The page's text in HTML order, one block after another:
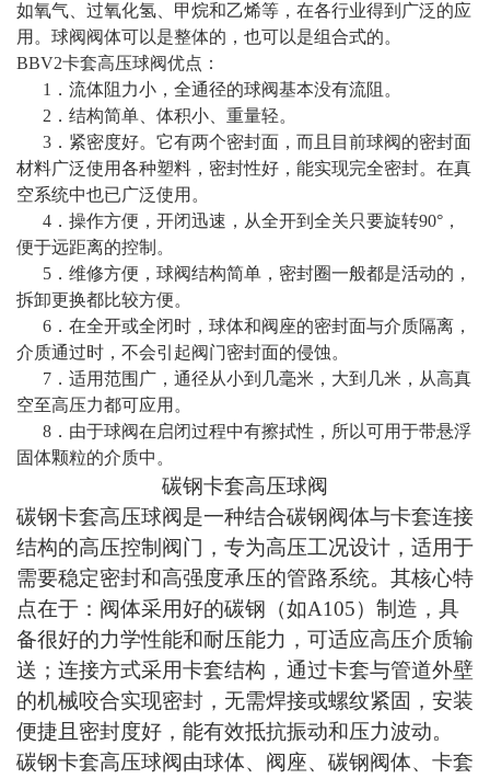
如氧气、过氧化氢、甲烷和乙烯等，在各行业得到广泛的应
用。球阀阀体可以是整体的，也可以是组合式的。
BBV2卡套高压球阀优点：
1．流体阻力小，全通径的球阀基本没有流阻。
2．结构简单、体积小、重量轻。
3．紧密度好。它有两个密封面，而且目前球阀的密封面
材料广泛使用各种塑料，密封性好，能实现完全密封。在真
空系统中也已广泛使用。
4．操作方便，开闭迅速，从全开到全关只要旋转90°，
便于远距离的控制。
5．维修方便，球阀结构简单，密封圈一般都是活动的，
拆卸更换都比较方便。
6．在全开或全闭时，球体和阀座的密封面与介质隔离，
介质通过时，不会引起阀门密封面的侵蚀。
7．适用范围广，通径从小到几毫米，大到几米，从高真
空至高压力都可应用。
8．由于球阀在启闭过程中有擦拭性，所以可用于带悬浮
固体颗粒的介质中。
碳钢卡套高压球阀
碳钢卡套高压球阀是一种结合碳钢阀体与卡套连接
结构的高压控制阀门，专为高压工况设计，适用于
需要稳定密封和高强度承压的管路系统。其核心特
点在于：阀体采用好的碳钢（如A105）制造，具
备很好的力学性能和耐压能力，可适应高压介质输
送；连接方式采用卡套结构，通过卡套与管道外壁
的机械咬合实现密封，无需焊接或螺纹紧固，安装
便捷且密封度好，能有效抵抗振动和压力波动。
碳钢卡套高压球阀由球体、阀座、碳钢阀体、卡套